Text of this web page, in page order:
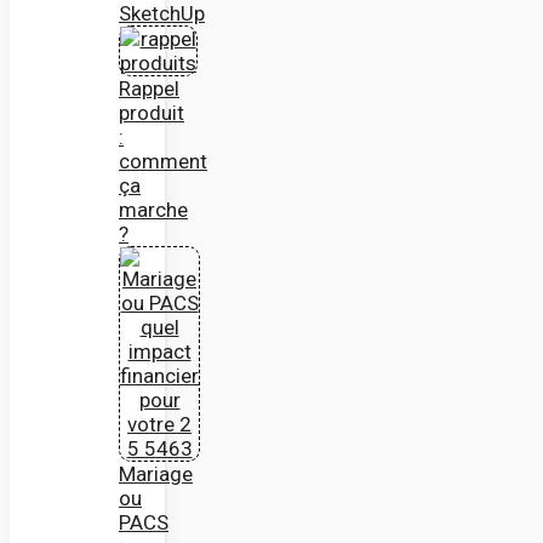
SketchUp
Rappel
produit
:
comment
ça
marche
?
Mariage
ou
PACS